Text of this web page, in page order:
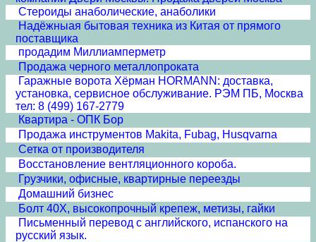
Стероиды анаболические, анаболики
Надёжныая бытовая техника из Китая от прямого
поставщика
продадим Миллиамперметр
Продажа черного металлопроката
Гаражные ворота Хёрман HORMANN: доставка,
установка, сервисное обслуживание. РЭМ ПБ, Москва
тел: 8 (499) 167-2779
Квартира - ОПК Бор
Продажа инструментов Makita, Fubag, Husqvarna
Сетка от производителя
Восстановление вентляционного короба.
Грузчики, офисные, квартирные переезды
Домашний бизнес
Болт 40Х, высокопрочный крепеж, метизы, гайки
Письменный перевод с английского, испанского на
русский язык.